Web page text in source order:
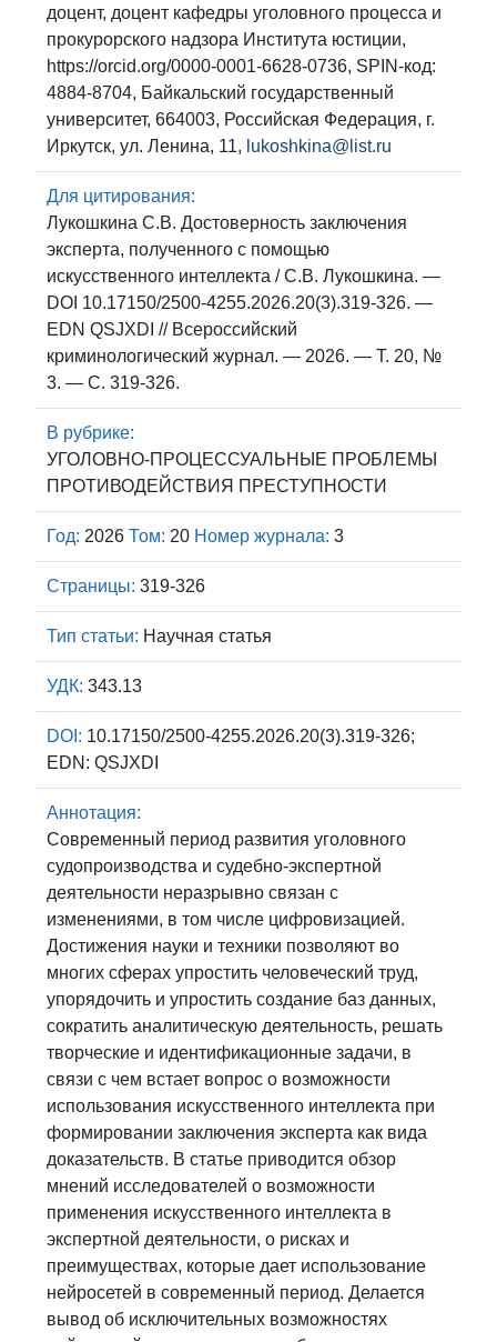
доцент, доцент кафедры уголовного процесса и
прокурорского надзора Института юстиции,
https://orcid.org/0000-0001-6628-0736, SPIN-код:
4884-8704, Байкальский государственный
университет, 664003, Российская Федерация, г.
Иркутск, ул. Ленина, 11, lukoshkina@list.ru
Для цитирования:
Лукошкина С.В. Достоверность заключения
эксперта, полученного с помощью
искусственного интеллекта / С.В. Лукошкина. —
DOI 10.17150/2500-4255.2026.20(3).319-326. —
EDN QSJXDI // Всероссийский
криминологический журнал. — 2026. — Т. 20, №
3. — С. 319-326.
В рубрике:
УГОЛОВНО-ПРОЦЕССУАЛЬНЫЕ ПРОБЛЕМЫ
ПРОТИВОДЕЙСТВИЯ ПРЕСТУПНОСТИ
Год: 2026 Том: 20 Номер журнала: 3
Страницы: 319-326
Тип статьи: Научная статья
УДК: 343.13
DOI: 10.17150/2500-4255.2026.20(3).319-326;
EDN: QSJXDI
Аннотация:
Современный период развития уголовного
судопроизводства и судебно-экспертной
деятельности неразрывно связан с
изменениями, в том числе цифровизацией.
Достижения науки и техники позволяют во
многих сферах упростить человеческий труд,
упорядочить и упростить создание баз данных,
сократить аналитическую деятельность, решать
творческие и идентификационные задачи, в
связи с чем встает вопрос о возможности
использования искусственного интеллекта при
формировании заключения эксперта как вида
доказательств. В статье приводится обзор
мнений исследователей о возможности
применения искусственного интеллекта в
экспертной деятельности, о рисках и
преимуществах, которые дает использование
нейросетей в современный период. Делается
вывод об исключительных возможностях